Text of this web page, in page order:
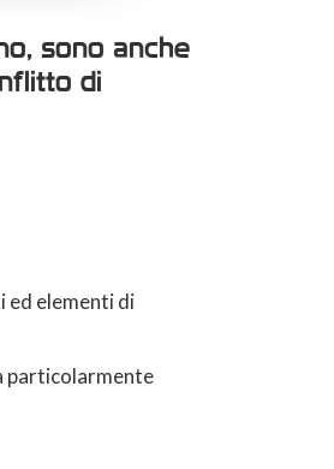
sono anche
di
ed elementi di
particolarmente